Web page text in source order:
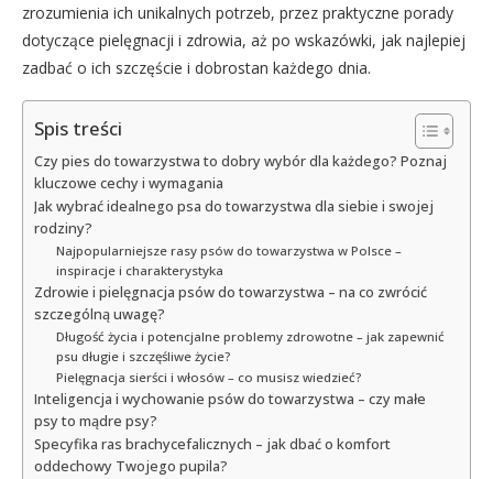
zrozumienia ich unikalnych potrzeb, przez praktyczne porady
dotyczące pielęgnacji i zdrowia, aż po wskazówki, jak najlepiej
zadbać o ich szczęście i dobrostan każdego dnia.
Spis treści
Czy pies do towarzystwa to dobry wybór dla każdego? Poznaj
kluczowe cechy i wymagania
Jak wybrać idealnego psa do towarzystwa dla siebie i swojej
rodziny?
Najpopularniejsze rasy psów do towarzystwa w Polsce –
inspiracje i charakterystyka
Zdrowie i pielęgnacja psów do towarzystwa – na co zwrócić
szczególną uwagę?
Długość życia i potencjalne problemy zdrowotne – jak zapewnić
psu długie i szczęśliwe życie?
Pielęgnacja sierści i włosów – co musisz wiedzieć?
Inteligencja i wychowanie psów do towarzystwa – czy małe
psy to mądre psy?
Specyfika ras brachycefalicznych – jak dbać o komfort
oddechowy Twojego pupila?